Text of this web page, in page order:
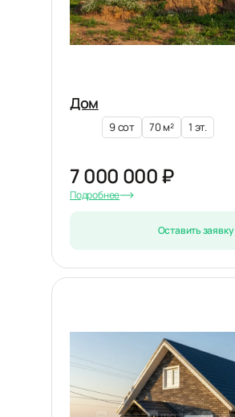
Дом
9 сот 70 м² 1 эт.
7 000 000 ₽
Подробнее
Оставить заявку